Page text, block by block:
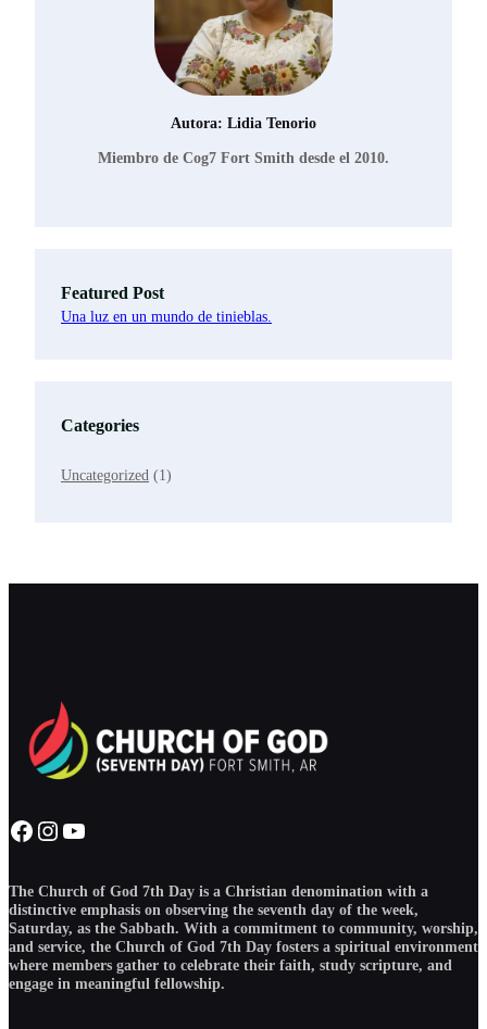
Autora: Lidia Tenorio
Miembro de Cog7 Fort Smith desde el 2010.
Featured Post
Una luz en un mundo de tinieblas.
Categories
Uncategorized (1)
Facebook Instagram YouTube
The Church of God 7th Day is a Christian denomination with a
distinctive emphasis on observing the seventh day of the week,
Saturday, as the Sabbath. With a commitment to community, worship,
and service, the Church of God 7th Day fosters a spiritual environment
where members gather to celebrate their faith, study scripture, and
engage in meaningful fellowship.